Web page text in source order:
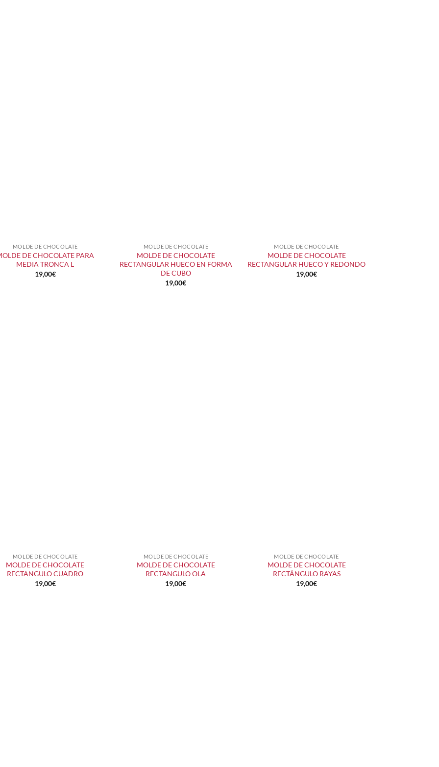
+
MOLDE DE CHOCOLATE
DE CHOCOLATE PARA
MEDIA TRONCA L
19,00€
+
MOLDE DE CHOCOLATE
MOLDE DE CHOCOLATE
RECTANGULAR HUECO EN FORMA
DE CUBO
19,00€
+
MOLDE DE CHOCOLATE
MOLDE DE CHOCOLATE
RECTANGULAR HUECO Y REDONDO
19,00€
+
MOLDE DE CHOCOLATE
MOLDE DE CHOCOLATE
RECTANGULO CUADRO
19,00€
+
MOLDE DE CHOCOLATE
MOLDE DE CHOCOLATE
RECTANGULO OLA
19,00€
+
MOLDE DE CHOCOLATE
MOLDE DE CHOCOLATE
RECTÁNGULO RAYAS
19,00€